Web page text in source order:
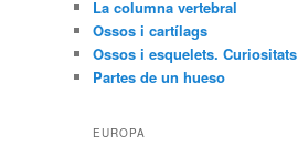
La columna vertebral
Ossos i cartílags
Ossos i esquelets. Curiositats
Partes de un hueso
EUROPA